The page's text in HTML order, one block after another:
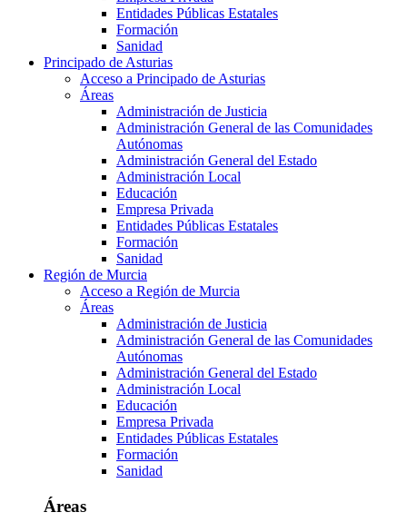
Entidades Públicas Estatales
Formación
Sanidad
Principado de Asturias
Acceso a Principado de Asturias
Áreas
Administración de Justicia
Administración General de las Comunidades
Autónomas
Administración General del Estado
Administración Local
Educación
Empresa Privada
Entidades Públicas Estatales
Formación
Sanidad
Región de Murcia
Acceso a Región de Murcia
Áreas
Administración de Justicia
Administración General de las Comunidades
Autónomas
Administración General del Estado
Administración Local
Educación
Empresa Privada
Entidades Públicas Estatales
Formación
Sanidad
Áreas